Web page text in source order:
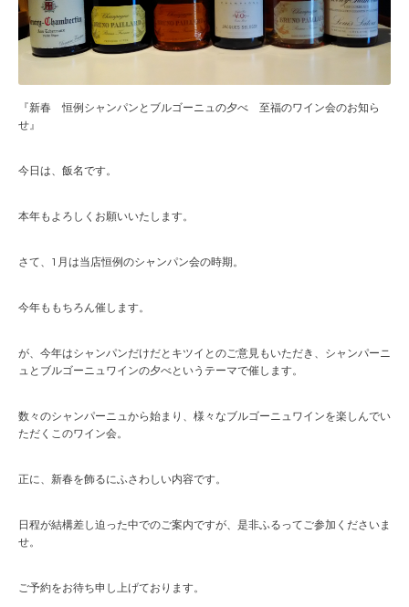
『新春 恒例シャンパンとブルゴーニュの夕べ 至福のワイン会のお知ら
せ』
今日は、飯名です。
本年もよろしくお願いいたします。
さて、1月は当店恒例のシャンパン会の時期。
今年ももちろん催します。
が、今年はシャンパンだけだとキツイとのご意見もいただき、シャンパーニ
ュとブルゴーニュワインの夕べというテーマで催します。
数々のシャンパーニュから始まり、様々なブルゴーニュワインを楽しんでい
ただくこのワイン会。
正に、新春を飾るにふさわしい内容です。
日程が結構差し迫った中でのご案内ですが、是非ふるってご参加くださいま
せ。
ご予約をお待ち申し上げております。